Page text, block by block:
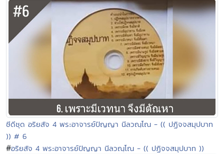
ซีดีชุด อริยสัจ 4 พระอาจารย์ปัญญา นีลวณฺโณ - (( ปฏิจจสมุปบาท
)) # 6
#อริยสัจ 4 พระอาจารย์ปัญญา นีลวณฺโณ - (( ปฏิจจสมุปบาท ))